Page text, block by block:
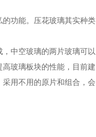
功能。压花玻璃其实种类
中空玻璃的两片玻璃可以
玻璃板块的性能，目前建
用不用的原片和组合，会